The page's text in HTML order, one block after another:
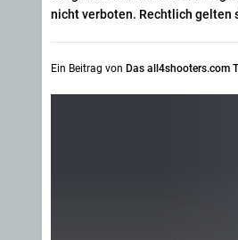
nicht verboten. Rechtlich gelten
Ein Beitrag von Das all4shooters.com